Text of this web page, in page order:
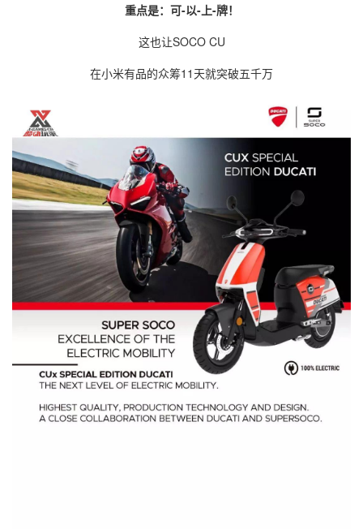
重点是：可-以-上-牌！
这也让SOCO CU
在小米有品的众筹11天就突破五千万